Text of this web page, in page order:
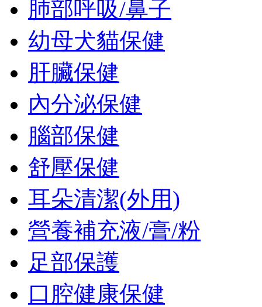
肺部呼吸/鼻子
幼母犬貓保健
肝臟保健
內分泌保健
腦部保健
舒壓保健
耳朵清潔(外用)
營養補充液/膏/粉
足部保護
口腔健康保健